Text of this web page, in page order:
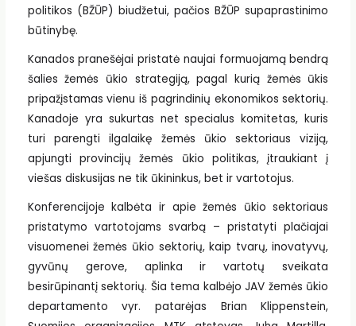
politikos (BŽŪP) biudžetui, pačios BŽŪP supaprastinimo
būtinybę.
Kanados pranešėjai pristatė naujai formuojamą bendrą
šalies žemės ūkio strategiją, pagal kurią žemės ūkis
pripažįstamas vienu iš pagrindinių ekonomikos sektorių.
Kanadoje yra sukurtas net specialus komitetas, kuris
turi parengti ilgalaikę žemės ūkio sektoriaus viziją,
apjungti provincijų žemės ūkio politikas, įtraukiant į
viešas diskusijas ne tik ūkininkus, bet ir vartotojus.
Konferencijoje kalbėta ir apie žemės ūkio sektoriaus
pristatymo vartotojams svarbą – pristatyti plačiajai
visuomenei žemės ūkio sektorių, kaip tvarų, inovatyvų,
gyvūnų gerove, aplinka ir vartotų sveikata
besirūpinantį sektorių. Šia tema kalbėjo JAV žemės ūkio
departamento vyr. patarėjas Brian Klippenstein,